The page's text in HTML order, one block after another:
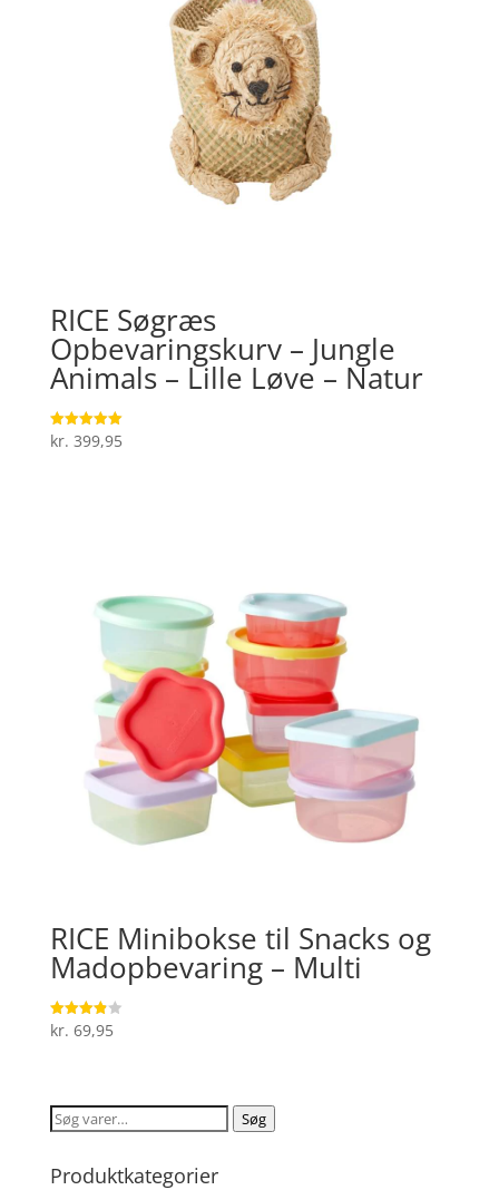
RICE Søgræs
Opbevaringskurv – Jungle
Animals – Lille Løve – Natur
Vurderet
5
kr. 399,95
RICE Minibokse til Snacks og
Madopbevaring – Multi
Vurderet
3.9
kr. 69,95
Søg
Søg
Produktkategorier